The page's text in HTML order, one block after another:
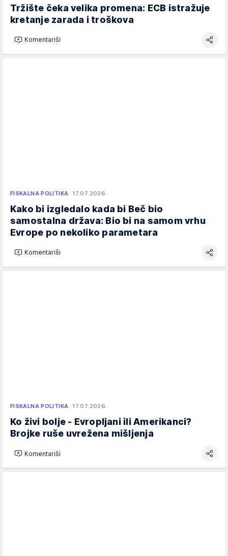
Tržište čeka velika promena: ECB istražuje
kretanje zarada i troškova
Komentariši
FISKALNA POLITIKA 17.07.2026.
Kako bi izgledalo kada bi Beč bio
samostalna država: Bio bi na samom vrhu
Evrope po nekoliko parametara
Komentariši
FISKALNA POLITIKA 17.07.2026.
Ko živi bolje - Evropljani ili Amerikanci?
Brojke ruše uvrežena mišljenja
Komentariši